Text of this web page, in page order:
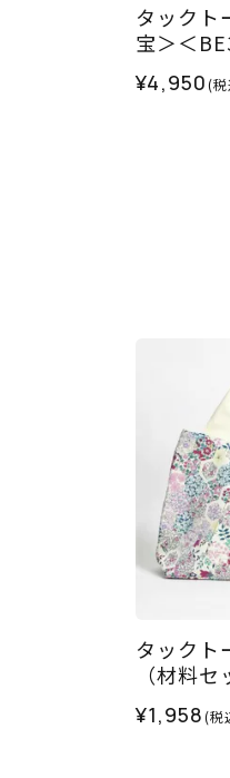
タックト
宝＞＜
¥4,950(
タックト
（材料セ
¥1,958(税